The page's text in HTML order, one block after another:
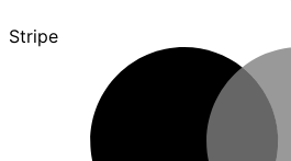
Stripe